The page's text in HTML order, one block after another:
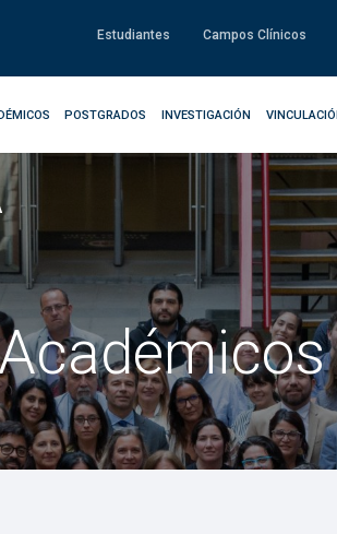
Estudiantes Campos Clínicos
POSTGRADOS INVESTIGACIÓN